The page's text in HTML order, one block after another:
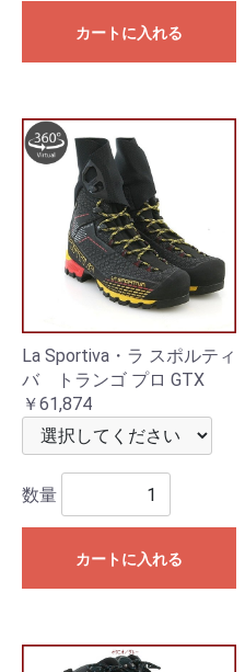
カートに入れる
La Sportiva・ラ スポルティ
バ トランゴ プロ GTX
￥61,874
数量
カートに入れる